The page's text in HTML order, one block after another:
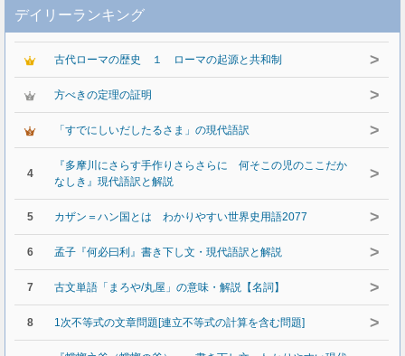
デイリーランキング
古代ローマの歴史 １ ローマの起源と共和制 >
方べきの定理の証明 >
「すでにしいだしたるさま」の現代語訳 >
4
『多摩川にさらす手作りさらさらに 何そこの児のここだか
なしき』現代語訳と解説
>
5 カザン＝ハン国とは わかりやすい世界史用語2077 >
6 孟子『何必曰利』書き下し文・現代語訳と解説 >
7 古文単語「まろや/丸屋」の意味・解説【名詞】 >
8 1次不等式の文章問題[連立不等式の計算を含む問題] >